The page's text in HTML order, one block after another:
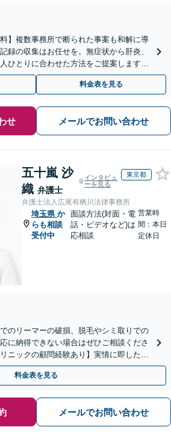
】複数事務所で断られた事案も和解に導
録の収集はお任せを。無症状から肝炎、
ひとりに合わせた方法をご提案します。
を守ります。
料金表を見る
せ メールでお問い合わせ
五十嵐 沙
織 弁護士
インタビュ
ーを見る
東京都
弁護士法人広尾有栖川法律事務所
埼玉県 か
らも相談
受付中
面談方法(対面・電
話・ビデオなど)は
応相談
営業時
間：本日
定休日
のリーマーの破損、脱毛やシミ取りでの
に納得できない場合はぜひご相談くださ
ニックの顧問経験あり】実情に即したア
ラブルの解決を目指します。
料金表を見る
メールでお問い合わせ